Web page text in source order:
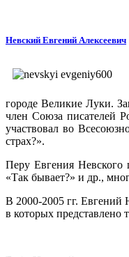
Невский Евгений Алексеевич
городе Великие Луки.
член Союза писателей
участвовал во
страх?».
Перу Евгения Невского
«Так бывает?» и др.,
В 2000-2005 гг. Евгений
в которых представлено